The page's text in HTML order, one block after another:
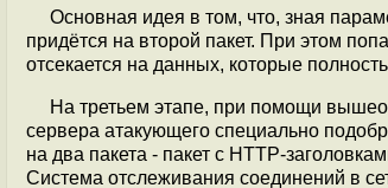
Основная идея в том, что, зная
придётся на второй пакет. При этом
отсекается на данных, которые
На третьем этапе, при помощи
сервера атакующего специально
на два пакета - пакет с HTTP-
Система отслеживания соединений в